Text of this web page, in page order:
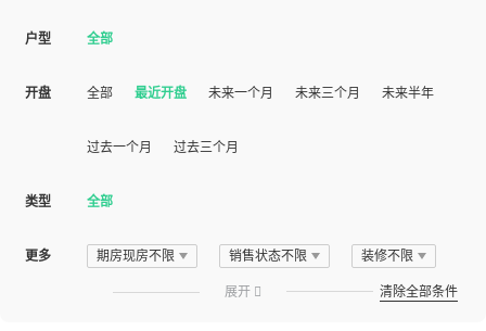
户型 全部
开盘 全部 最近开盘 未来一个月 未来三个月 未来半年
过去一个月 过去三个月
类型 全部
更多 期房现房不限 销售状态不限 装修不限
展开  清除全部条件